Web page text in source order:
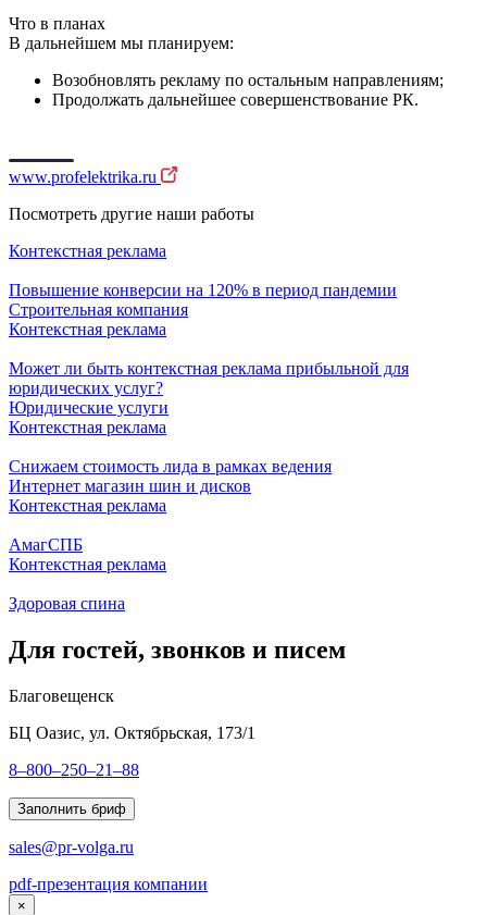
Что в планах
В дальнейшем мы планируем:
Возобновлять рекламу по остальным направлениям;
Продолжать дальнейшее совершенствование РК.
www.profelektrika.ru
Посмотреть другие наши работы
Контекстная реклама
Повышение конверсии на 120% в период пандемии
Строительная компания
Контекстная реклама
Может ли быть контекстная реклама прибыльной для
юридических услуг?
Юридические услуги
Контекстная реклама
Снижаем стоимость лида в рамках ведения
Интернет магазин шин и дисков
Контекстная реклама
АмагСПБ
Контекстная реклама
Здоровая спина
Для гостей, звонков и писем
Благовещенск
БЦ Оазис, ул. Октябрьская, 173/1
8–800–250–21–88
Заполнить бриф
sales@pr-volga.ru
pdf-презентация компании
×